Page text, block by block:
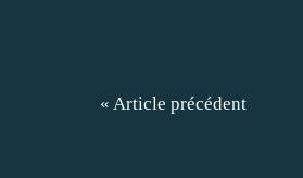
« Article précédent